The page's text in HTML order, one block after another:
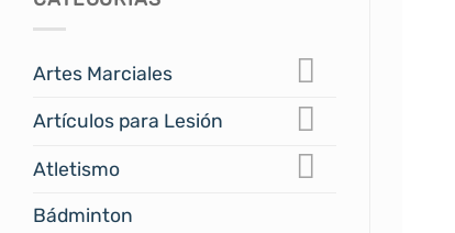
Artes Marciales
Artículos para Lesión
Atletismo
Bádminton